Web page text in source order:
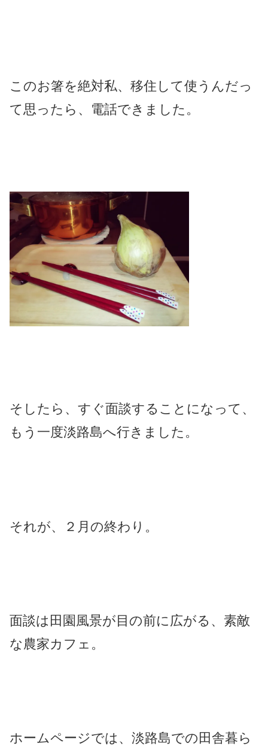
このお箸を絶対私、移住して使うんだっ
て思ったら、電話できました。
そしたら、すぐ面談することになって、
もう一度淡路島へ行きました。
それが、２月の終わり。
面談は田園風景が目の前に広がる、素敵
な農家カフェ。
ホームページでは、淡路島での田舎暮ら